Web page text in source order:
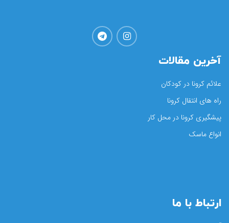
آخرین مقالات
علائم کرونا در کودکان
راه های انتقال کرونا
پیشگیری کرونا در محل کار
انواع ماسک
ارتباط با ما